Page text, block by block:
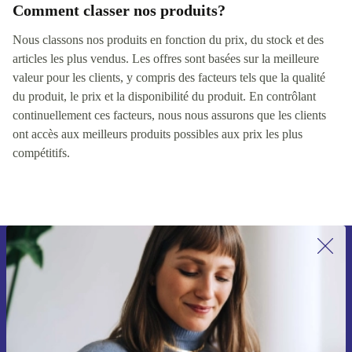
Comment classer nos produits?
Nous classons nos produits en fonction du prix, du stock et des
articles les plus vendus. Les offres sont basées sur la meilleure
valeur pour les clients, y compris des facteurs tels que la qualité
du produit, le prix et la disponibilité du produit. En contrôlant
continuellement ces facteurs, nous nous assurons que les clients
ont accès aux meilleurs produits possibles aux prix les plus
compétitifs.
Inscrivez-vous à notre newsletter pour
la première fois et économisez 15 € !
Ne manquez plus aucune offre.